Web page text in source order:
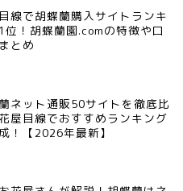
線で胡蝶蘭購入サイトランキ
位！胡蝶蘭園.comの特徴や口
とめ
ネット通販50サイトを徹底比
屋目線でおすすめランキング
！【2026年最新】